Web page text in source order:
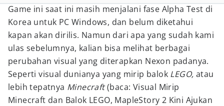
Game ini saat ini masih menjalani fase Alpha Test di
Korea untuk PC Windows, dan belum diketahui
kapan akan dirilis. Namun dari apa yang sudah kami
ulas sebelumnya, kalian bisa melihat berbagai
perubahan visual yang diterapkan Nexon padanya.
Seperti visual dunianya yang mirip balok LEGO, atau
lebih tepatnya Minecraft(baca: Visual Mirip
Minecraft dan Balok LEGO, MapleStory 2 Kini Ajukan